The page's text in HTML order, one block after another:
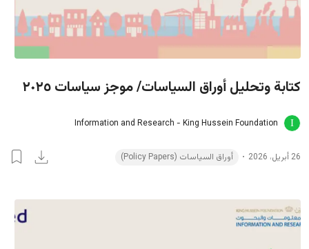
كتابة وتحليل أوراق السياسات/ موجز سياسات ٢٠٢٥
Information and Research - King Hussein Foundation
26 أبريل، 2026 أوراق السياسات (Policy Papers)